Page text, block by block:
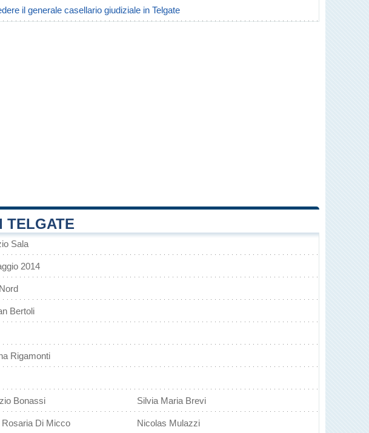
il generale casellario giudiziale in Telgate
TELGATE
Sala
2014
Bertoli
Rigamonti
Bonassi Silvia Maria Brevi
Rosaria Di Micco Nicolas Mulazzi